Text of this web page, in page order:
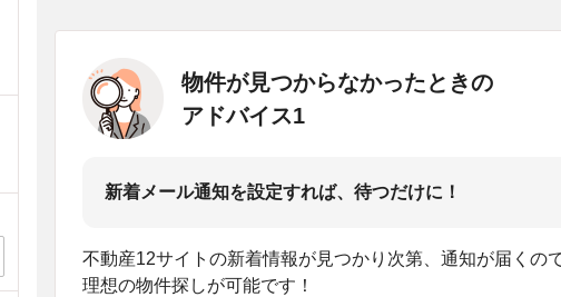
物件が見つからなかったときの
アドバイス1
新着メール通知を設定すれば、待つだけに！
不動産12サイトの新着情報が見つかり次第、通知が届くの
理想の物件探しが可能です！